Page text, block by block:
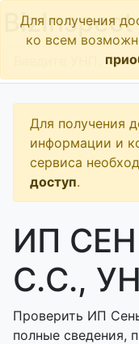
BizInspect
Для получения
ко всем
Для получения
информации и
сервиса
доступ.
ИП
С.С.,
Проверить ИП
полные сведения,